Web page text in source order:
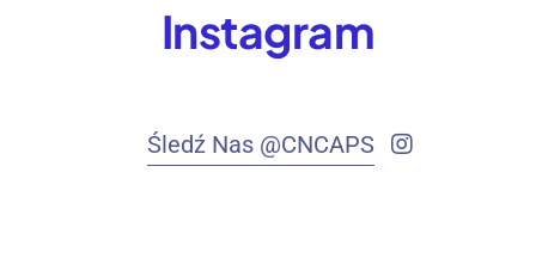
Instagram
Śledź Nas @CNCAPS